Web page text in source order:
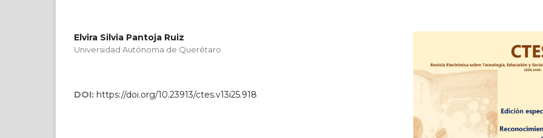
Elvira Silvia Pantoja Ruiz
Universidad Autónoma de Querétaro
DOI: https://doi.org/10.23913/ctes.v13i25.918